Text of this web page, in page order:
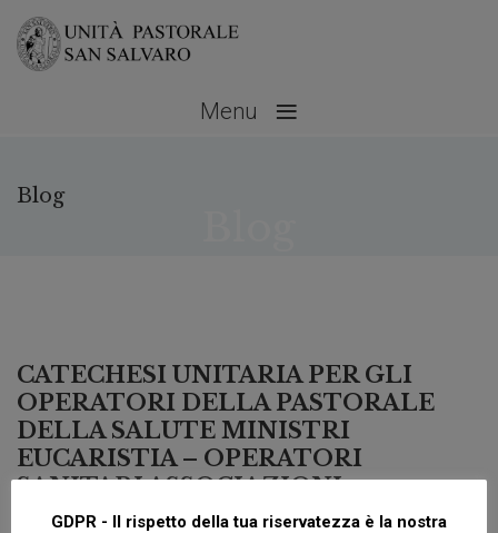
Menu ≡
Blog
CATECHESI UNITARIA PER GLI
OPERATORI DELLA PASTORALE
DELLA SALUTE MINISTRI
EUCARISTIA – OPERATORI
SANITARI ASSOCIAZIONI –
COOPERATIVE SOCIALI
GDPR - Il rispetto della tua riservatezza è la nostra